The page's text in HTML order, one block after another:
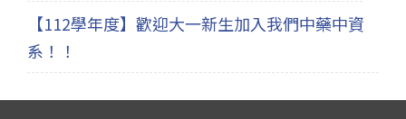
【112學年度】歡迎大一新生加入我們中藥中資
系！！